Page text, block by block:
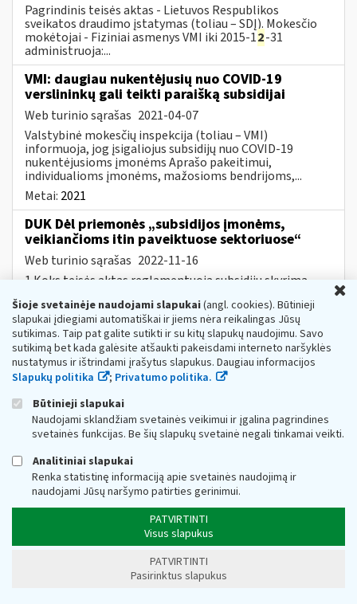
Pagrindinis teisės aktas - Lietuvos Respublikos
sveikatos draudimo įstatymas (toliau – SDĮ). Mokesčio
mokėtojai - Fiziniai asmenys VMI iki 2015-12-31
administruoja:...
VMI: daugiau nukentėjusių nuo COVID-19
verslininkų gali teikti paraišką subsidijai
Web turinio sąrašas 2021-04-07
Valstybinė mokesčių inspekcija (toliau – VMI)
informuoja, jog įsigaliojus subsidijų nuo COVID-19
nukentėjusioms įmonėms Aprašo pakeitimui,
individualioms įmonėms, mažosioms bendrijoms,...
Metai: 2021
DUK Dėl priemonės „subsidijos įmonėms,
veikiančioms itin paveiktuose sektoriuose“
Web turinio sąrašas 2022-11-16
1.Koks teisės aktas reglamentuoja subsidijų skyrimą
paveiktuose sektoriuose, lėšų skyrimoir
administravimo tvarkos aprašas...
Dėl tiesioginio PVMir(arba) akcizų lengvatų
taikymo
Web turinio sąrašas 2023-08-28
1. Teisės aktai, reglamentuojantys tiesioginio taikymo
PVMir(arba) akcizų lengvatas. • Pridėtinės vertės
mokesčio irakcizų taikymo prekėms...
DUK Dėl priemonės „subsidijos įmonėms,
veikiančioms itin paveiktuose sektoriuose“
Web turinio sąrašas 2022-11-16
1. Koks teisės aktas reglamentuoja subsidijų skyrimą
įmonėms? Subsidijų įmonėms, veikiančioms itin
paveiktuose sektoriuose, lėšų skyrimoir
administravimo tvarkos...
Dėl Lietuvos Respublikos akcizų įstatymo
Šioje svetainėje naudojami slapukai(angl. cookies). Būtinieji
slapukai įdiegiami automatiškai ir jiems nėra reikalingas Jūsų
sutikimas. Taip pat galite sutikti ir su kitų slapukų naudojimu. Savo
sutikimą bet kada galėsite atšaukti pakeisdami interneto naršyklės
nustatymus ir ištrindami įrašytus slapukus. Daugiau informacijos
Slapukų politika
; Privatumo politika.
Būtinieji slapukai
Naudojami sklandžiam svetainės veikimui ir įgalina pagrindines
svetainės funkcijas. Be šių slapukų svetainė negali tinkamai veikti.
Analitiniai slapukai
Renka statistinę informaciją apie svetainės naudojimą ir
naudojami Jūsų naršymo patirties gerinimui.
PATVIRTINTI
Visus slapukus
PATVIRTINTI
Pasirinktus slapukus